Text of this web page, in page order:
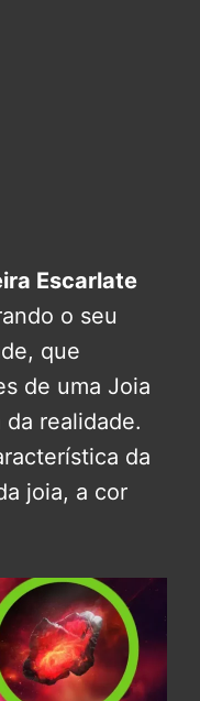
Escarlate
o seu
que
de uma Joia
realidade.
da
joia, a cor